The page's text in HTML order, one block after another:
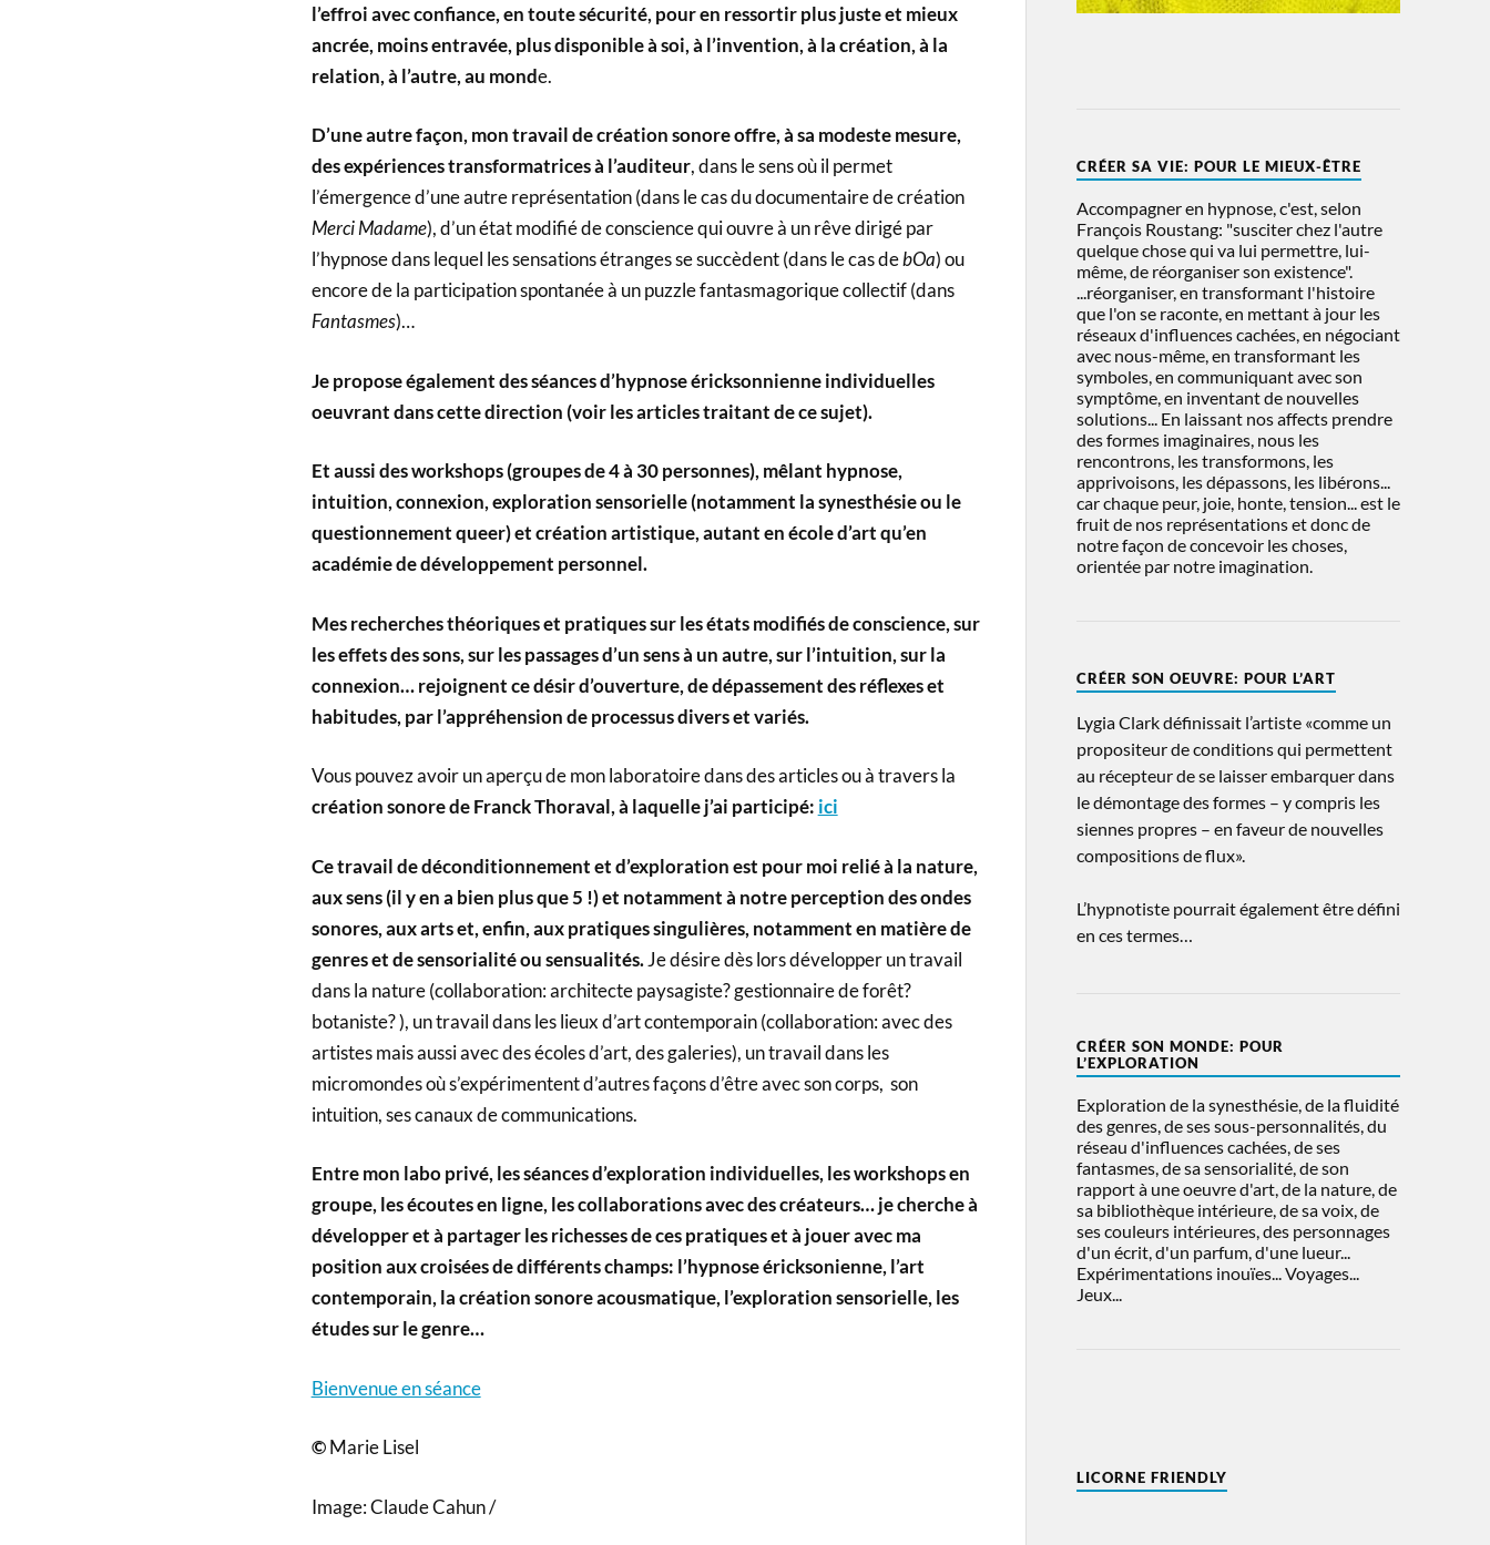
l’effroi avec confiance, en toute sécurité, pour en ressortir plus juste et mieux
ancrée, moins entravée, plus disponible à soi, à l’invention, à la création, à la
relation, à l’autre, au monde.
D’une autre façon, mon travail decréation sonore offre, à sa modeste mesure,
des expériences transformatrices à l’auditeur, dans le sens où il permet
l’émergence d’une autre représentation (dans le cas du documentaire de création
Merci Madame), d’un état modifié de conscience qui ouvre à un rêve dirigé par
l’hypnose dans lequel les sensations étranges se succèdent (dans le cas debOa) ou
encore de la participation spontanée à un puzzle fantasmagorique collectif (dans
Fantasmes)…
Je propose également des séances d’hypnose éricksonnienne individuelles
oeuvrant dans cette direction (voir les articles traitant de ce sujet).
Et aussi des workshops (groupes de 4 à 30 personnes), mêlant hypnose,
intuition, connexion, exploration sensorielle (notamment la synesthésie ou le
questionnement queer) et création artistique, autant en école d’art qu’en
académie de développement personnel.
Mes recherches théoriques et pratiques sur les états modifiés de conscience, sur
les effets des sons, sur les passages d’un sens à un autre, sur l’intuition, sur la
connexion… rejoignent ce désir d’ouverture, de dépassement des réflexes et
habitudes, par l’appréhension de processus divers et variés.
Vous pouvez avoir un aperçu de mon laboratoire dans des articles ou à travers la
création sonore de Franck Thoraval, à laquelle j’ai participé: ici
Ce travail de déconditionnement et d’exploration est pour moi relié à la nature,
aux sens (il y en a bien plus que 5 !) et notamment à notre perception des ondes
sonores, aux arts et, enfin, aux pratiques singulières, notamment en matière de
genres et de sensorialité ou sensualités.Je désire dès lors développer un travail
dans la nature (collaboration: architecte paysagiste? gestionnaire de forêt?
botaniste? ), un travail dans les lieux d’art contemporain (collaboration: avec des
artistes mais aussi avec des écoles d’art, des galeries), un travail dans les
micromondes où s’expérimentent d’autres façons d’être avec son corps, son
intuition, ses canaux de communications.
Entre mon labo privé, les séances d’exploration individuelles, les workshops en
groupe, les écoutes en ligne, les collaborations avec des créateurs… je cherche à
développer et à partager les richesses de ces pratiques et à jouer avec ma
position aux croisées de différents champs: l’hypnose éricksonienne, l’art
contemporain, la création sonore acousmatique, l’exploration sensorielle, les
études sur le genre…
Bienvenue en séance
©Marie Lisel
Image: Claude Cahun /
CRÉER SA VIE: POUR LE MIEUX-ÊTRE
Accompagner en hypnose, c'est, selon
François Roustang: "susciter chez l'autre
quelque chose qui va lui permettre, lui-
même, de réorganiser son existence".
...réorganiser, en transformant l'histoire
que l'on se raconte, en mettant à jour les
réseaux d'influences cachées, en négociant
avec nous-même, en transformant les
symboles, en communiquant avec son
symptôme, en inventant de nouvelles
solutions... En laissant nos affects prendre
des formes imaginaires, nous les
rencontrons, les transformons, les
apprivoisons, les dépassons, les libérons...
car chaque peur, joie, honte, tension... est le
fruit de nos représentations et donc de
notre façon de concevoir les choses,
orientée par notre imagination.
CRÉER SON OEUVRE: POUR L’ART
Lygia Clark définissait l’artiste «comme un
propositeur de conditions qui permettent
au récepteur de se laisser embarquer dans
le démontage des formes – y compris les
siennes propres – en faveur de nouvelles
compositions de flux».
L’hypnotiste pourrait également être défini
en ces termes…
CRÉER SON MONDE: POUR
L’EXPLORATION
Exploration de la synesthésie, de la fluidité
des genres, de ses sous-personnalités, du
réseau d'influences cachées, de ses
fantasmes, de sa sensorialité, de son
rapport à une oeuvre d'art, de la nature, de
sa bibliothèque intérieure, de sa voix, de
ses couleurs intérieures, des personnages
d'un écrit, d'un parfum, d'une lueur...
Expérimentations inouïes... Voyages...
Jeux...
LICORNE FRIENDLY